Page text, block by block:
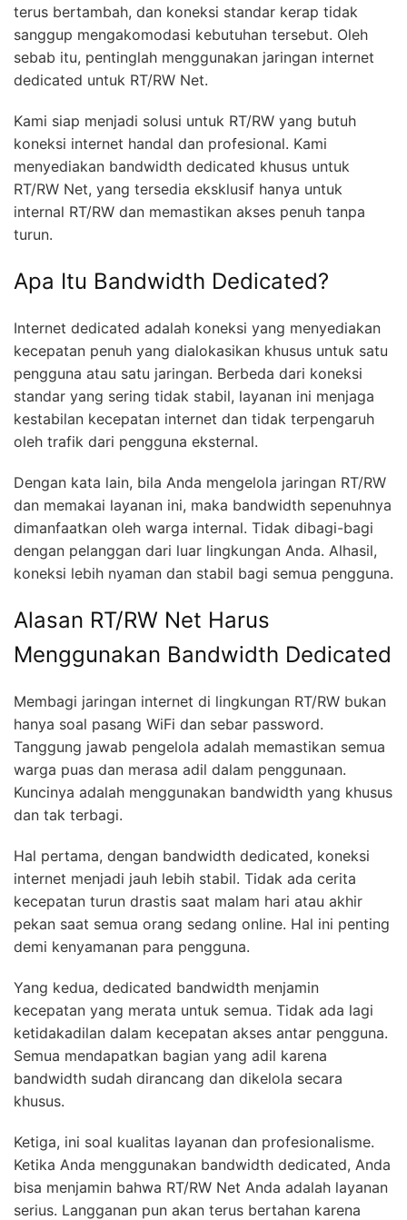
terus bertambah, dan koneksi standar kerap tidak
sanggup mengakomodasi kebutuhan tersebut. Oleh
sebab itu, pentinglah menggunakan jaringan internet
dedicated untuk RT/RW Net.
Kami siap menjadi solusi untuk RT/RW yang butuh
koneksi internet handal dan profesional. Kami
menyediakan bandwidth dedicated khusus untuk
RT/RW Net, yang tersedia eksklusif hanya untuk
internal RT/RW dan memastikan akses penuh tanpa
turun.
Apa Itu Bandwidth Dedicated?
Internet dedicated adalah koneksi yang menyediakan
kecepatan penuh yang dialokasikan khusus untuk satu
pengguna atau satu jaringan. Berbeda dari koneksi
standar yang sering tidak stabil, layanan ini menjaga
kestabilan kecepatan internet dan tidak terpengaruh
oleh trafik dari pengguna eksternal.
Dengan kata lain, bila Anda mengelola jaringan RT/RW
dan memakai layanan ini, maka bandwidth sepenuhnya
dimanfaatkan oleh warga internal. Tidak dibagi-bagi
dengan pelanggan dari luar lingkungan Anda. Alhasil,
koneksi lebih nyaman dan stabil bagi semua pengguna.
Alasan RT/RW Net Harus
Menggunakan Bandwidth Dedicated
Membagi jaringan internet di lingkungan RT/RW bukan
hanya soal pasang WiFi dan sebar password.
Tanggung jawab pengelola adalah memastikan semua
warga puas dan merasa adil dalam penggunaan.
Kuncinya adalah menggunakan bandwidth yang khusus
dan tak terbagi.
Hal pertama, dengan bandwidth dedicated, koneksi
internet menjadi jauh lebih stabil. Tidak ada cerita
kecepatan turun drastis saat malam hari atau akhir
pekan saat semua orang sedang online. Hal ini penting
demi kenyamanan para pengguna.
Yang kedua, dedicated bandwidth menjamin
kecepatan yang merata untuk semua. Tidak ada lagi
ketidakadilan dalam kecepatan akses antar pengguna.
Semua mendapatkan bagian yang adil karena
bandwidth sudah dirancang dan dikelola secara
khusus.
Ketiga, ini soal kualitas layanan dan profesionalisme.
Ketika Anda menggunakan bandwidth dedicated, Anda
bisa menjamin bahwa RT/RW Net Anda adalah layanan
serius. Langganan pun akan terus bertahan karena